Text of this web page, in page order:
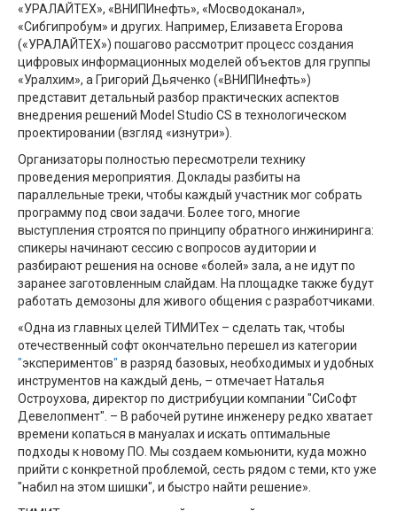
«УРАЛАЙТЕХ», «ВНИПИнефть», «Мосводоканал»,
«Сибгипробум» и других. Например, Елизавета Егорова
(«УРАЛАЙТЕХ») пошагово рассмотрит процесс создания
цифровых информационных моделей объектов для группы
«Уралхим», а Григорий Дьяченко («ВНИПИнефть»)
представит детальный разбор практических аспектов
внедрения решений Model Studio CS в технологическом
проектировании (взгляд «изнутри»).
Организаторы полностью пересмотрели технику
проведения мероприятия. Доклады разбиты на
параллельные треки, чтобы каждый участник мог собрать
программу под свои задачи. Более того, многие
выступления строятся по принципу обратного инжиниринга:
спикеры начинают сессию с вопросов аудитории и
разбирают решения на основе «болей» зала, а не идут по
заранее заготовленным слайдам. На площадке также будут
работать демозоны для живого общения с разработчиками.
«Одна из главных целей ТИМИТех – сделать так, чтобы
отечественный софт окончательно перешел из категории
"экспериментов" в разряд базовых, необходимых и удобных
инструментов на каждый день, – отмечает Наталья
Остроухова, директор по дистрибуции компании "СиСофт
Девелопмент". – В рабочей рутине инженеру редко хватает
времени копаться в мануалах и искать оптимальные
подходы к новому ПО. Мы создаем комьюнити, куда можно
прийти с конкретной проблемой, сесть рядом с теми, кто уже
"набил на этом шишки", и быстро найти решение».